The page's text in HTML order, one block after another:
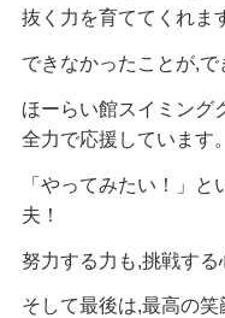
抜く力を育ててくれま
できなかったことが,で
ほーらい館スイミング
全力で応援しています。
「やってみたい！」
夫！
努力する力も,挑戦する
そして最後は,最高の笑